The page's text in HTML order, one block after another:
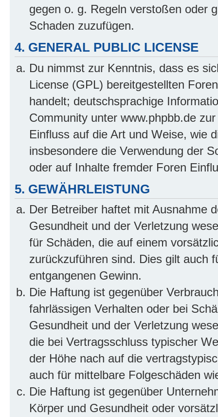
gegen o. g. Regeln verstoßen oder
Schaden zuzufügen.
4. GENERAL PUBLIC LICENSE
Du nimmst zur Kenntnis, dass es
License (GPL) bereitgestellten
handelt; deutschsprachige
Community unter www.phpbb.de
Einfluss auf die Art und Weise, wie
insbesondere die Verwendung der
oder auf Inhalte fremder Foren
5. GEWÄHRLEISTUNG
Der Betreiber haftet mit Ausnahme
Gesundheit und der Verletzung
für Schäden, die auf einem
zurückzuführen sind. Dies gilt auch
entgangenen Gewinn.
Die Haftung ist gegenüber
fahrlässigen Verhalten oder bei
Gesundheit und der Verletzung
die bei Vertragsschluss typischer
der Höhe nach auf die
auch für mittelbare Folgeschäden
Die Haftung ist gegenüber
Körper und Gesundheit oder